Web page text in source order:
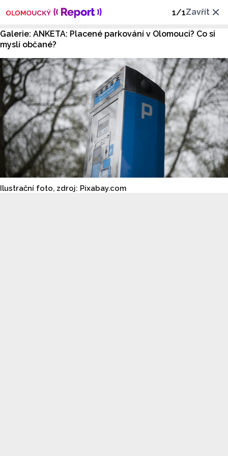
1/1Zavřít
Galerie: ANKETA: Placené parkování v Olomouci? Co si
myslí občané?
Ilustrační foto, zdroj: Pixabay.com